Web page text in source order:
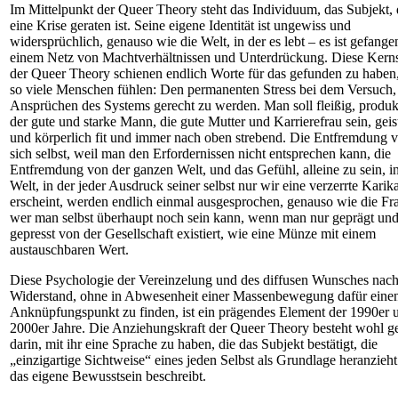
Im Mittelpunkt der Queer Theory steht das Individuum, das Subjekt,
eine Krise geraten ist. Seine eigene Identität ist ungewiss und
widersprüchlich, genauso wie die Welt, in der es lebt – es ist
einem Netz von Machtverhältnissen und Unterdrückung. Diese
der Queer Theory schienen endlich Worte für das gefunden zu
so viele Menschen fühlen: Den permanenten Stress bei dem
Ansprüchen des Systems gerecht zu werden. Man soll fleißig,
der gute und starke Mann, die gute Mutter und Karrierefrau sein,
und körperlich fit und immer nach oben strebend. Die Entfremdung
sich selbst, weil man den Erfordernissen nicht entsprechen kann, die
Entfremdung von der ganzen Welt, und das Gefühl, alleine zu sein,
Welt, in der jeder Ausdruck seiner selbst nur wir eine verzerrte
erscheint, werden endlich einmal ausgesprochen, genauso wie die
wer man selbst überhaupt noch sein kann, wenn man nur geprägt und
gepresst von der Gesellschaft existiert, wie eine Münze mit einem
austauschbaren Wert.
Diese Psychologie der Vereinzelung und des diffusen Wunsches nach
Widerstand, ohne in Abwesenheit einer Massenbewegung dafür
Anknüpfungspunkt zu finden, ist ein prägendes Element der 1990er
2000er Jahre. Die Anziehungskraft der Queer Theory besteht wohl
darin, mit ihr eine Sprache zu haben, die das Subjekt bestätigt, die
„einzigartige Sichtweise“ eines jeden Selbst als Grundlage
das eigene Bewusstsein beschreibt.